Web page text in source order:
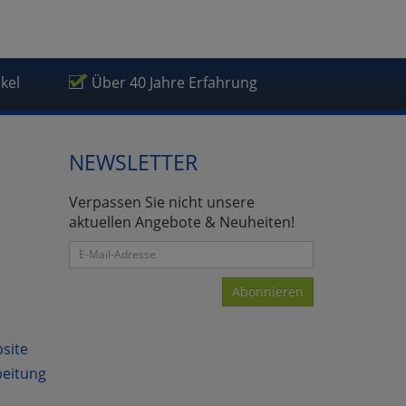
Über 40 Jahre Erfahrung
NEWSLETTER
Verpassen Sie nicht unsere
aktuellen Angebote & Neuheiten!
Abonnieren